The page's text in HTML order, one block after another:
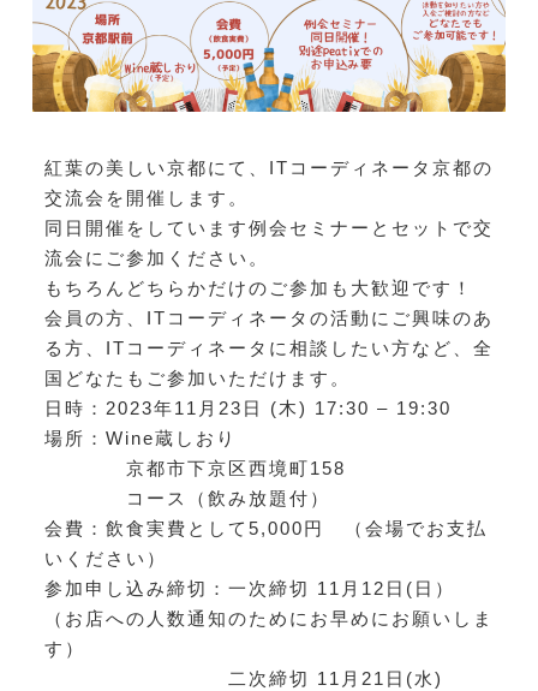
紅葉の美しい京都にて、ITコーディネータ京都の
交流会を開催します。
同日開催をしています例会セミナーとセットで交
流会にご参加ください。
もちろんどちらかだけのご参加も大歓迎です！
会員の方、ITコーディネータの活動にご興味のあ
る方、ITコーディネータに相談したい方など、全
国どなたもご参加いただけます。
日時：2023年11月23日 (木) 17:30 – 19:30
場所：Wine蔵しおり
京都市下京区西境町158
コース（飲み放題付）
会費：飲食実費として5,000円 （会場でお支払
いください）
参加申し込み締切：一次締切 11月12日(日）
（お店への人数通知のためにお早めにお願いしま
す）
二次締切 11月21日(水)